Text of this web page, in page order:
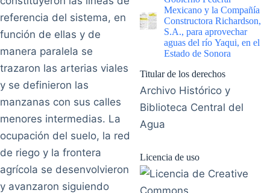
referencia del sistema, en
función de ellas y de
manera paralela se
trazaron las arterias viales
y se definieron las
manzanas con sus calles
menores intermedias. La
ocupación del suelo, la red
de riego y la frontera
agrícola se desenvolvieron
y avanzaron siguiendo
Mexicano y la Compañía
Constructora Richardson,
S.A., para aprovechar
aguas del río Yaqui, en el
Estado de Sonora
Titular de los derechos
Archivo Histórico y
Biblioteca Central del
Agua
Licencia de uso